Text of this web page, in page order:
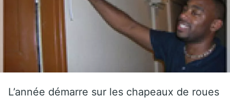
L’année démarre sur les chapeaux de roues